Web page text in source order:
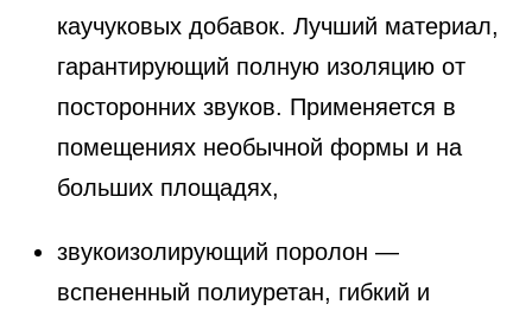
каучуковых добавок. Лучший материал,
гарантирующий полную изоляцию от
посторонних звуков. Применяется в
помещениях необычной формы и на
больших площадях,
звукоизолирующий поролон —
вспененный полиуретан, гибкий и